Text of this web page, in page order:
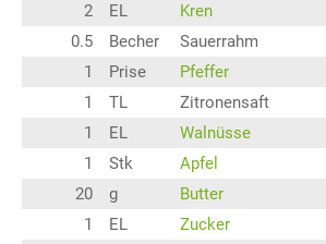
2 EL
Kren
0.5
Becher
Sauerrahm
1
Prise
Pfeffer
1
TL
Zitronensaft
1
EL
Walnüsse
1
Stk
Apfel
20
g
Butter
1
EL
Zucker